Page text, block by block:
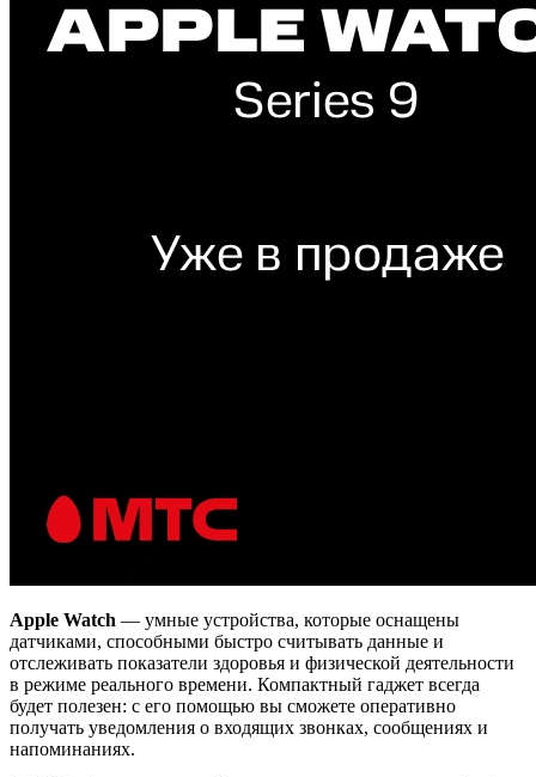
Apple Watch — умные устройства, которые оснащены
датчиками, способными быстро считывать данные и
отслеживать показатели здоровья и физической деятельности
в режиме реального времени. Компактный гаджет всегда
будет полезен: с его помощью вы сможете оперативно
получать уведомления о входящих звонках, сообщениях и
напоминаниях.